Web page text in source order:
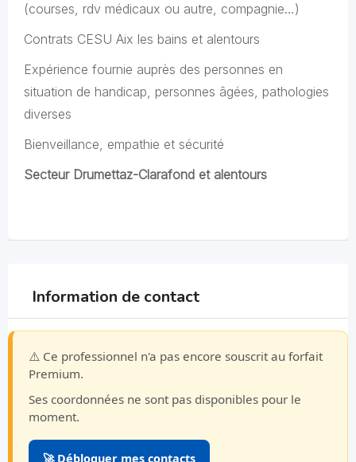
(courses, rdv médicaux ou autre, compagnie…)
Contrats CESU Aix les bains et alentours
Expérience fournie auprès des personnes en
situation de handicap, personnes âgées, pathologies
diverses
Bienveillance, empathie et sécurité
Secteur Drumettaz-Clarafond et alentours
Information de contact
⚠️ Ce professionnel n'a pas encore souscrit au forfait
Premium.
Ses coordonnées ne sont pas disponibles pour le
moment.
🚀 Débloquer mes contacts